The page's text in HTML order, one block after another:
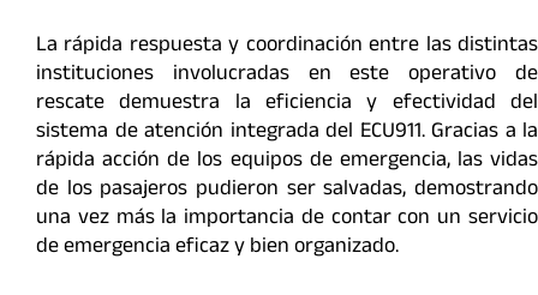
La rápida respuesta y coordinación entre las distintas
instituciones involucradas en este operativo de
rescate demuestra la eficiencia y efectividad del
sistema de atención integrada del ECU911. Gracias a la
rápida acción de los equipos de emergencia, las vidas
de los pasajeros pudieron ser salvadas, demostrando
una vez más la importancia de contar con un servicio
de emergencia eficaz y bien organizado.